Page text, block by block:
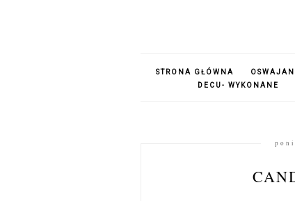
STRONA GŁÓWNA
DECU- WYKONANE